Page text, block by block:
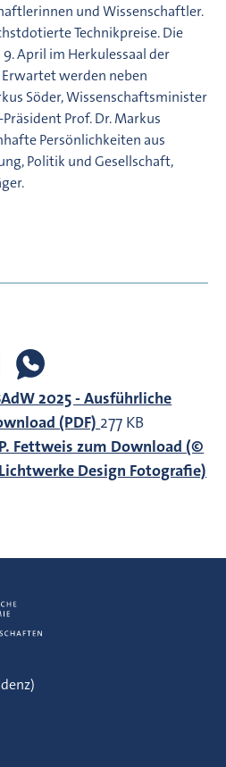
und Wissenschaftler.
Technikpreise. Die
April im Herkulessaal der
werden neben
Söder, Wissenschaftsminister
Prof. Dr. Markus
Persönlichkeiten aus
Politik und Gesellschaft,
2025 - Ausführliche
(PDF) 277 KB
Fettweis zum Download (©
Design Fotografie)